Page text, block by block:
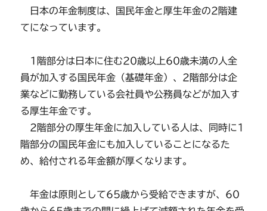
日本の年金制度は、国民年金と厚生年金の2階建
てになっています。
1階部分は日本に住む20歳以上60歳未満の人全
員が加入する国民年金（基礎年金）、2階部分は企
業などに勤務している会社員や公務員などが加入す
る厚生年金です。
2階部分の厚生年金に加入している人は、同時に1
階部分の国民年金にも加入していることになるた
め、給付される年金額が厚くなります。
年金は原則として65歳から受給できますが、60